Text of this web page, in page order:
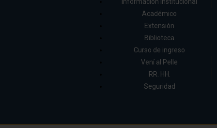
Información institucional
Académico
Extensión
Biblioteca
Curso de ingreso
Vení al Pelle
RR. HH.
Seguridad